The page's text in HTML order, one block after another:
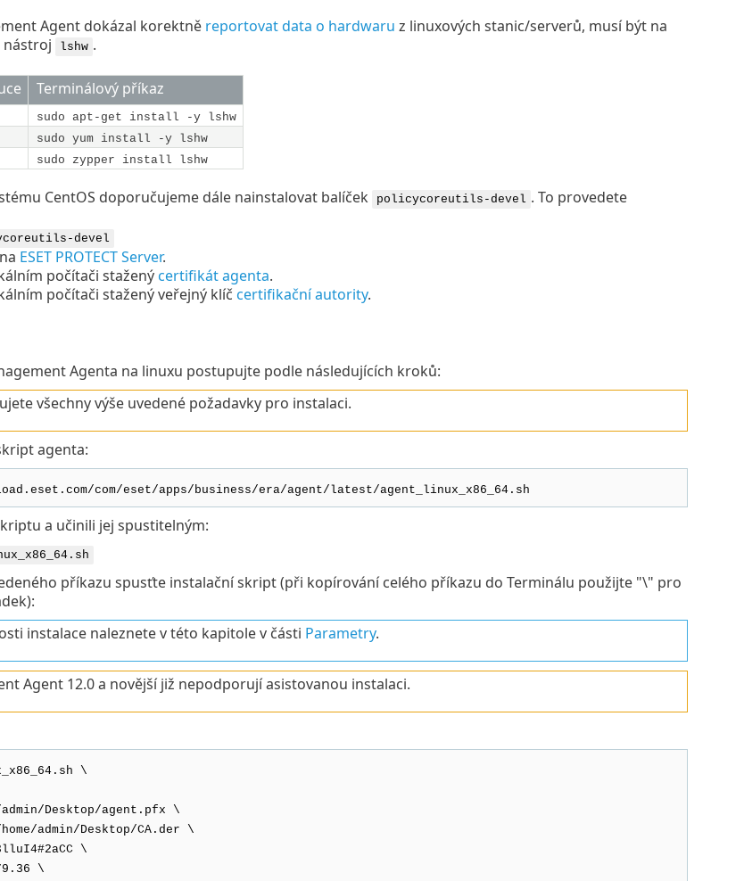
Agent dokázal korektně reportovat data o hardwaru z linuxových stanic/serverů, musí být na
nástroj
lshw .
Terminálový příkaz
sudo apt-get install -y lshw
sudo yum install -y lshw
sudo zypper install lshw
CentOS doporučujeme dále nainstalovat balíček policycoreutils-devel . To provedete
devel
ESET PROTECT Server.
počítači staženýcertifikát agenta.
počítači stažený veřejný klíč certifikační autority.
Agenta na linuxu postupujte podle následujících kroků:
všechny výše uvedené požadavky pro instalaci.
agenta:
com/eset/apps/business/era/agent/latest/agent_linux_x86_64.sh
a učinili jej spustitelným:
příkazu spusťte instalační skript (při kopírování celého příkazu do Terminálu použijte "\" pro
instalace naleznete v této kapitole v části Parametry.
Agent 12.0 a novější již nepodporují asistovanou instalaci.
\
Desktop/agent.pfx \
admin/Desktop/CA.der \
\
\